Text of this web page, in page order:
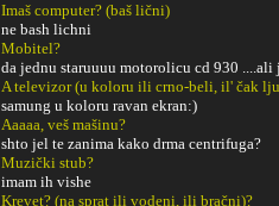
Imaš computer? (baš lični)
ne bash lichni
Mobitel?
da jednu staruuuu motorolicu cd 930 ....ali
A televizor (u koloru ili crno-beli, il' čak
samung u koloru ravan ekran:)
Aaaaa, veš mašinu?
shto jel te zanima kako drma centrifuga?
Muzički stub?
imam ih vishe
Krevet? (na sprat ili vodeni, ili bračni)?